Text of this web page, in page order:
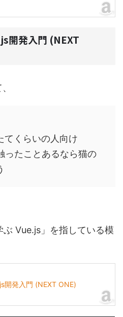
開発入門 (NEXT
てくらいの人向け
ったことあるなら猫の
Vue.js」を指している模
開発入門 (NEXT ONE)